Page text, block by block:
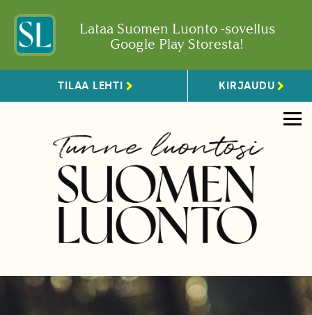
Lataa Suomen Luonto -sovellus
Google Play Storesta!
TILAA LEHTI KIRJAUDU